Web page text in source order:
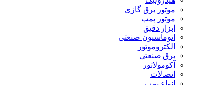
موتور برق گازی
موتور پمپ
ابزار دقیق
اتوماسیون صنعتی
الکتروموتور
برق صنعتی
آکومولاتور
اتصالات